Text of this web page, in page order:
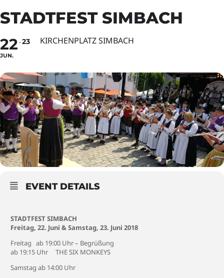
STADTFEST SIMBACH
22
JUN.
23 KIRCHENPLATZ SIMBACH
EVENT DETAILS
STADTFEST SIMBACH
Freitag, 22. Juni & Samstag, 23. Juni 2018
Freitag ab 19:00 Uhr – Begrüßung
ab 19:15 Uhr THE SIX MONKEYS
Samstag ab 14:00 Uhr